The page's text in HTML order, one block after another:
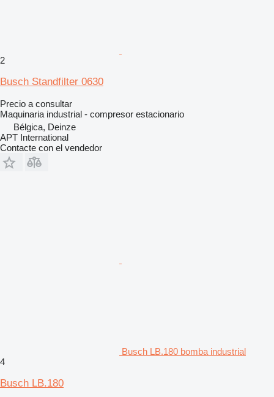
2
Busch Standfilter 0630
Precio a consultar
Maquinaria industrial - compresor estacionario
Bélgica, Deinze
APT International
Contacte con el vendedor
Busch LB.180 bomba industrial
4
Busch LB.180